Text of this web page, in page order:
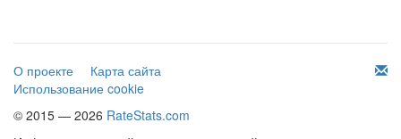
О проекте
Карта сайта
Использование cookie
© 2015 — 2026 RateStats.com